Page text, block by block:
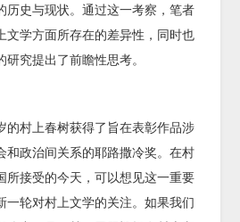
历史与现状。通过这一考察，笔者
文学方面所存在的差异性，同时也
究提出了前瞻性思考。
的村上春树获得了旨在表彰作品涉
和政治间关系的耶路撒冷奖。在村
所接受的今天，可以想见这一重要
一轮对村上文学的关注。如果我们